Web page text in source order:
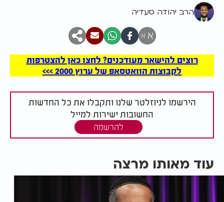
הרב יהודה סעדיה
א א
רוצים להישאר מעודכנים? לחצו כאן להצטרפות
לקבוצות הוואטסאפ של ערוץ 2000 >>>
הירשמו לניוזלטר שלנו ותקבלו את כל החדשות
החשובות ישירות למייל
להרשמה
עוד מאותו מרצה